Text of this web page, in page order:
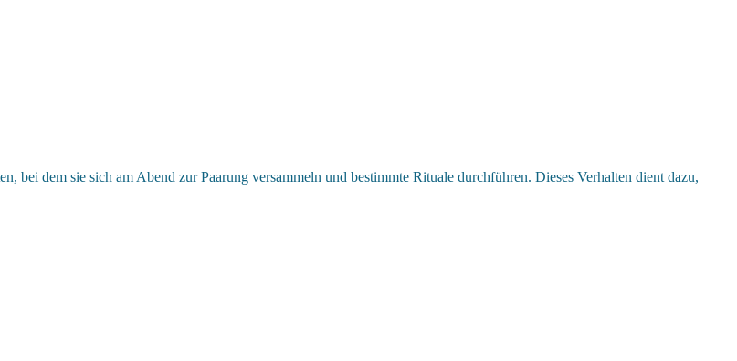
dem sie sich am Abend zur Paarung versammeln und bestimmte Rituale durchführen. Dieses Verhalten dient dazu,